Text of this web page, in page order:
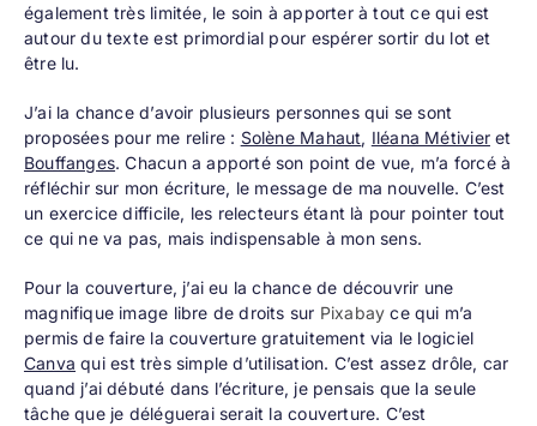
également très limitée, le soin à apporter à tout ce qui est
autour du texte est primordial pour espérer sortir du lot et
être lu.
J’ai la chance d’avoir plusieurs personnes qui se sont
proposées pour me relire : Solène Mahaut, Iléana Métivieret
Bouffanges. Chacun a apporté son point de vue, m’a forcé à
réfléchir sur mon écriture, le message de ma nouvelle. C’est
un exercice difficile, les relecteurs étant là pour pointer tout
ce qui ne va pas, mais indispensable à mon sens.
Pour la couverture, j’ai eu la chance de découvrir une
magnifique image libre de droits sur Pixabay ce qui m’a
permis de faire la couverture gratuitement via le logiciel
Canva qui est très simple d’utilisation. C’est assez drôle, car
quand j’ai débuté dans l’écriture, je pensais que la seule
tâche que je déléguerai serait la couverture. C’est